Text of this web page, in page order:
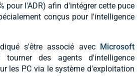
pour l'ADR) afin d'intégrer cette puce
conçus pour l'intelligence
s'être associé avec Microsoft
des agents d'intelligence
les PC via le système d'exploitation